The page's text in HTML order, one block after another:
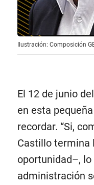
Ilustración: Composición
El 12 de junio
en esta
recordar. “Si,
Castillo termina
oportunidad–, lo
administración